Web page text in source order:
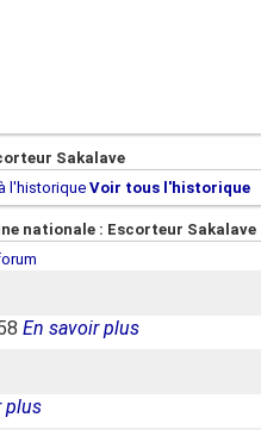
Sakalave
l'historique Voir tous l'historique
nationale : Escorteur Sakalave
En savoir plus
plus